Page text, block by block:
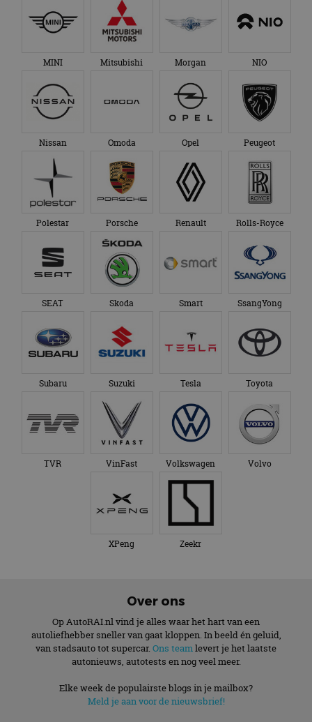
MINI Mitsubishi Morgan NIO
Nissan Omoda Opel Peugeot
Polestar Porsche Renault Rolls-Royce
SEAT Skoda Smart SsangYong
Subaru Suzuki Tesla Toyota
TVR VinFast Volkswagen Volvo
XPeng Zeekr
Over ons
Op AutoRAI.nl vind je alles waar het hart van een
autoliefhebber sneller van gaat kloppen. In beeld én geluid,
van stadsauto tot supercar. Ons teamlevert je het laatste
autonieuws, autotests en nog veel meer.
Elke week de populairste blogs in je mailbox?
Meld je aan voor de nieuwsbrief!